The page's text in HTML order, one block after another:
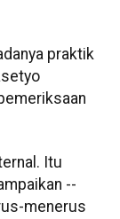
praktik
Itu
--
menerus